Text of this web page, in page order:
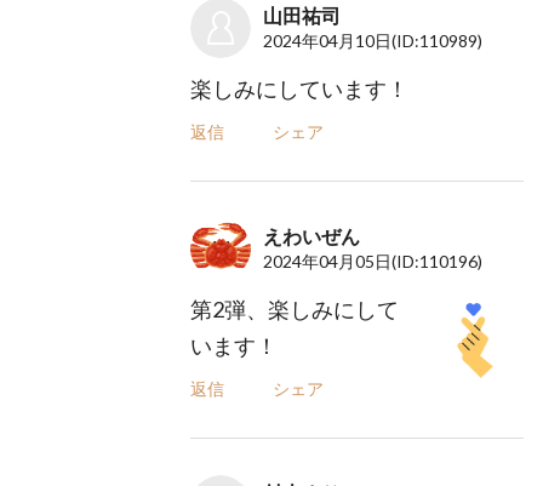
山田祐司
2024年04月10日(ID:110989)
楽しみにしています！
返信 シェア
えわいぜん
2024年04月05日(ID:110196)
第2弾、楽しみにして
います！
返信 シェア